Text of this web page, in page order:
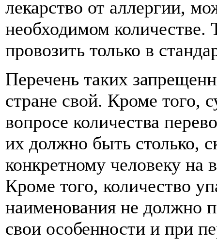
лекарство от аллергии,
необходимом количестве.
провозить только в
Перечень таких
стране свой. Кроме того,
вопросе количества
их должно быть столько,
конкретному человеку на
Кроме того, количество
наименования не должно
свои особенности и при